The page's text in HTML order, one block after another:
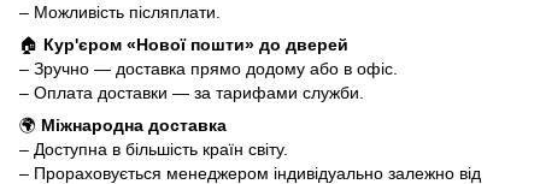
– Можливість післяплати.
🏠 Кур'єром «Нової пошти» до дверей
– Зручно — доставка прямо додому або в офіс.
– Оплата доставки — за тарифами служби.
🌍 Міжнародна доставка
– Доступна в більшість країн світу.
– Прораховується менеджером індивідуально залежно від